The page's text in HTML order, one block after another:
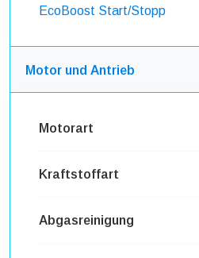
EcoBoost Start/Stopp
Motor und Antrieb
Motorart
Kraftstoffart
Abgasreinigung